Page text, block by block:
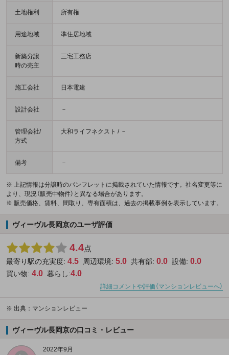
土地権利 所有権
用途地域 準住居地域
新築分譲
時の売主
三宅工務店
施工会社 日本電建
設計会社 －
管理会社/
方式
大和ライフネクスト / －
備考 －
※ 上記情報は分譲時のパンフレットに掲載されていた情報です。社名変更等に
より、現況（販売中物件）と異なる場合があります。
※ 販売価格、賃料、間取り、専有面積は、過去の掲載事例を表示しています。
ヴィーヴル長岡京のユーザ評価
4.4点
最寄り駅の充実度: 4.5 周辺環境: 5.0 共有部: 0.0 設備: 0.0
買い物: 4.0 暮らし:4.0
詳細コメントや評価（マンションレビューへ）
※ 出典：マンションレビュー
ヴィーヴル長岡京の口コミ・レビュー
2022年9月